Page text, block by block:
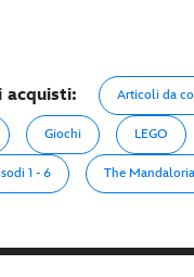
acquisti: Articoli da
Giochi LEGO
1 - 6 The